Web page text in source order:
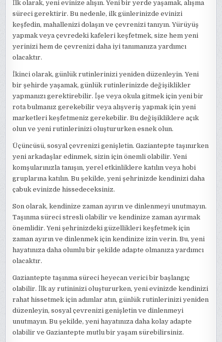
İlk olarak, yeni evinize alışın. Yeni bir yerde yaşamak, alışma
süreci gerektirir. Bu nedenle, ilk günlerinizde evinizi
keşfedin, mahallenizi dolaşın ve çevrenizi tanıyın. Yürüyüş
yapmak veya çevredeki kafeleri keşfetmek, size hem yeni
yerinizi hem de çevrenizi daha iyi tanımanıza yardımcı
olacaktır.
İkinci olarak, günlük rutinlerinizi yeniden düzenleyin. Yeni
bir şehirde yaşamak, günlük rutinlerinizde değişiklikler
yapmanızı gerektirebilir. İşe veya okula gitmek için yeni bir
rota bulmanız gerekebilir veya alışveriş yapmak için yeni
marketleri keşfetmeniz gerekebilir. Bu değişikliklere açık
olun ve yeni rutinlerinizi oluştururken esnek olun.
Üçüncüsü, sosyal çevrenizi genişletin. Gaziantepte taşınırken
yeni arkadaşlar edinmek, sizin için önemli olabilir. Yeni
komşularınızla tanışın, yerel etkinliklere katılın veya hobi
gruplarına katılın. Bu şekilde, yeni şehrinizde kendinizi daha
çabuk evinizde hissedeceksiniz.
Son olarak, kendinize zaman ayırın ve dinlenmeyi unutmayın.
Taşınma süreci stresli olabilir ve kendinize zaman ayırmak
önemlidir. Yeni şehrinizdeki güzellikleri keşfetmek için
zaman ayırın ve dinlenmek için kendinize izin verin. Bu, yeni
hayatınıza daha olumlu bir şekilde adapte olmanıza yardımcı
olacaktır.
Gaziantepte taşınma süreci heyecan verici bir başlangıç
olabilir. İlk ay rutininizi oluştururken, yeni evinizde kendinizi
rahat hissetmek için adımlar atın, günlük rutinlerinizi yeniden
düzenleyin, sosyal çevrenizi genişletin ve dinlenmeyi
unutmayın. Bu şekilde, yeni hayatınıza daha kolay adapte
olabilir ve Gaziantepte mutlu bir yaşam sürebilirsiniz.